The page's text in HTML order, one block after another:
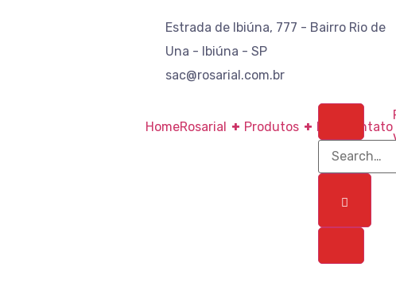
Estrada de Ibiúna, 777 - Bairro Rio de
Una - Ibiúna - SP
sac@rosarial.com.br
HomeRosarial + Produtos + Blog Contato